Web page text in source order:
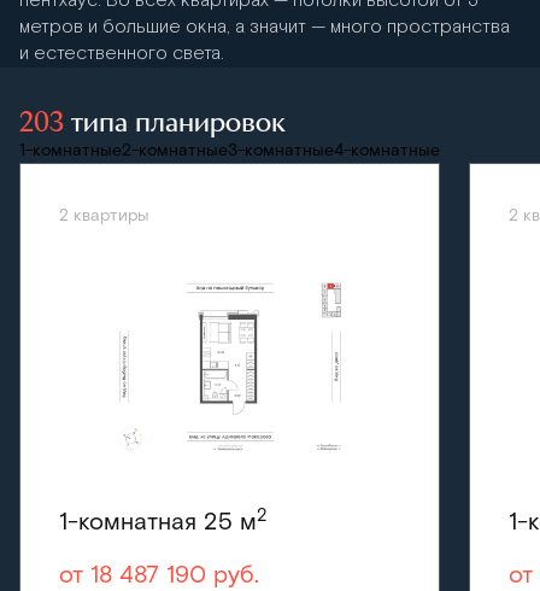
метров и большие окна, а значит — много пространства
и естественного света.
203 типа планировок
1-комнатные2-комнатные3-комнатные4-комнатные
2 квартиры
1-комнатная 25 м2
от 18 487 190 руб.
2
1-